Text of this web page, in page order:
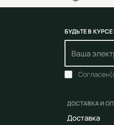
БУДЬТЕ В
ДОСТАВКА И
Доставка